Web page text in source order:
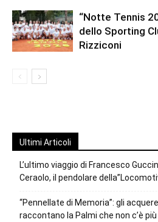
“Notte Tennis
dello Sporting
Rizziconi
Ultimi Articoli
L’ultimo viaggio di Francesco
Ceraolo, il pendolare
“Pennellate di Memoria”: gli
raccontano la Palmi che non c’è più